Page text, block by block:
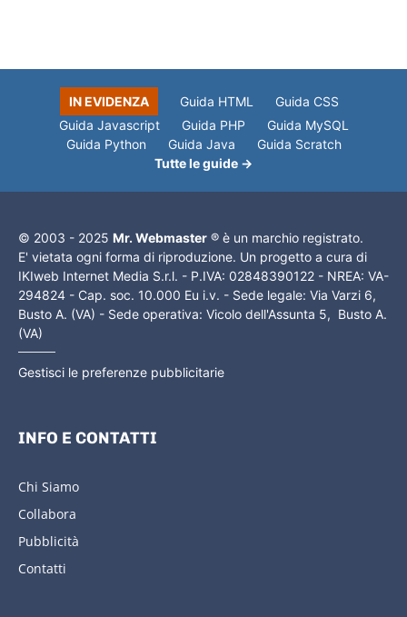
IN EVIDENZA Guida HTML
Guida CSS
Guida Javascript
Guida PHP
Guida MySQL
Guida Python
Guida Java
Guida Scratch
Tutte le guide →
© 2003 - 2025 Mr. Webmaster ® è un marchio registrato.
E' vietata ogni forma di riproduzione. Un progetto a cura di
IKIweb Internet Media S.r.l. - P.IVA: 02848390122 - NREA: VA-
294824 - Cap. soc. 10.000 Eu i.v. - Sede legale: Via Varzi 6,
Busto A. (VA) - Sede operativa: Vicolo dell'Assunta 5, Busto A.
(VA)
Gestisci le preferenze pubblicitarie
INFO E CONTATTI
Chi Siamo
Collabora
Pubblicità
Contatti